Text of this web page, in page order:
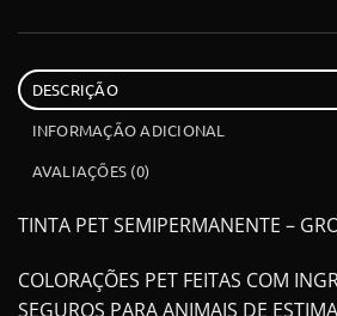
DESCRIÇÃO
INFORMAÇÃO ADICIONAL
AVALIAÇÕES (0)
TINTA PET SEMIPERMANENTE –
COLORAÇÕES PET FEITAS COM
SEGUROS PARA ANIMAIS DE